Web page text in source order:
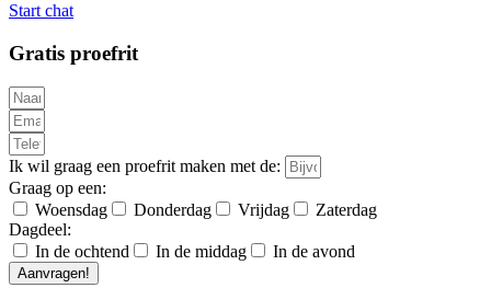
Start chat
Gratis proefrit
Ik wil graag een proefrit maken met de:
Graag op een:
Woensdag
Donderdag Vrijdag
Zaterdag
Dagdeel:
In de ochtend
In de middag In de avond
Aanvragen!